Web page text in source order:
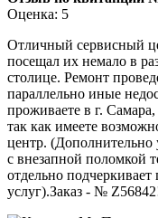
Оценка: 5
Отличный сервисный
посещал их немало в
столице. Ремонт
параллельно иные
проживаете в г.
так как имеете
центр. (Дополнительно
с внезапной поломкой
отдельно
услуг).Заказ - №